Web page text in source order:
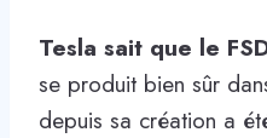
Tesla sait que le
se produit bien sûr
depuis sa création a